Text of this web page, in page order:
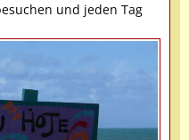
und jeden Tag